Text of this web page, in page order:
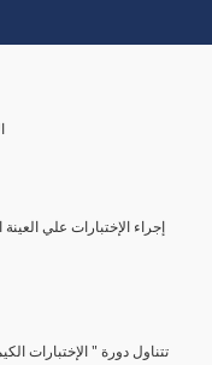
تتناول دورة " الإختبارات